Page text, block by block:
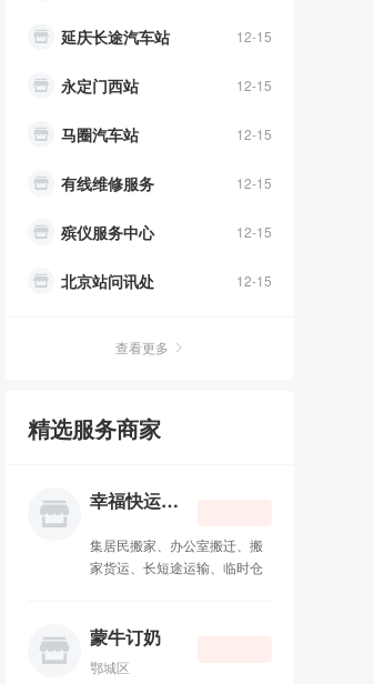
12-15
延庆长途汽车站
12-15
永定门西站
12-15
马圈汽车站
12-15
有线维修服务
12-15
殡仪服务中心
12-15
北京站问讯处
自来水报修热线
戒毒热线
12-15
儿童心理咨询
残疾人心理咨询
幸福快运搬家公司
查看更多
精选服务商家
幸福快运搬家公司
集居民搬家、办公室搬迁、搬
家货运、长短途运输、临时仓
备迁移、空调移机、服务器搬
蒙牛订奶
鄂城区